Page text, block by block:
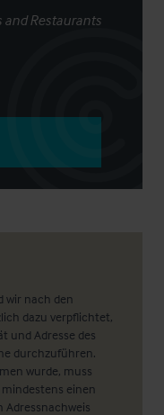
wir nach den
dazu verpflichtet,
und Adresse des
durchzuführen.
wurde, muss
einen
and Restaurants